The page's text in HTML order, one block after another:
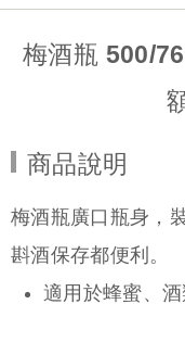
梅酒瓶 500/
商品說明
梅酒瓶廣口瓶身，
斟酒保存都便利。
適用於蜂蜜、